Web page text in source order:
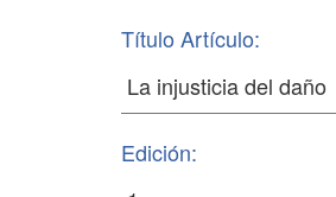
Título Artículo:
Edición: